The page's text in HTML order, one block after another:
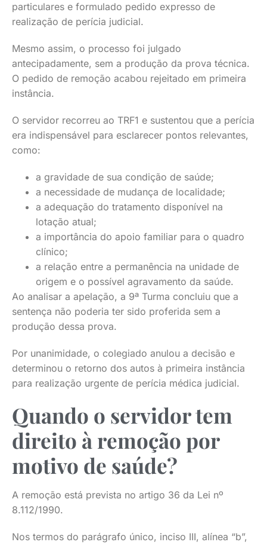
particulares e formulado pedido expresso de
realização de perícia judicial.
Mesmo assim, o processo foi julgado
antecipadamente, sem a produção da prova técnica.
O pedido de remoção acabou rejeitado em primeira
instância.
O servidor recorreu ao TRF1 e sustentou que a perícia
era indispensável para esclarecer pontos relevantes,
como:
a gravidade de sua condição de saúde;
a necessidade de mudança de localidade;
a adequação do tratamento disponível na
lotação atual;
a importância do apoio familiar para o quadro
clínico;
a relação entre a permanência na unidade de
origem e o possível agravamento da saúde.
Ao analisar a apelação, a 9ª Turma concluiu que a
sentença não poderia ter sido proferida sem a
produção dessa prova.
Por unanimidade, o colegiado anulou a decisão e
determinou o retorno dos autos à primeira instância
para realização urgente de perícia médica judicial.
Quando o servidor tem
direito à remoção por
motivo de saúde?
A remoção está prevista no artigo 36 da Lei nº
8.112/1990.
Nos termos do parágrafo único, inciso III, alínea “b”,